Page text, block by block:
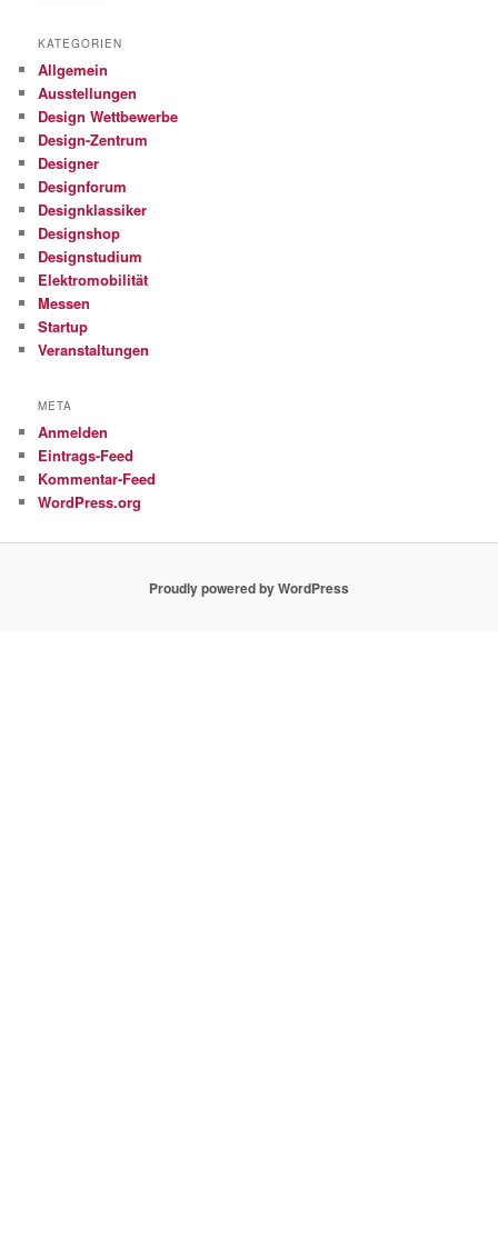
KATEGORIEN
Allgemein
Ausstellungen
Design Wettbewerbe
Design-Zentrum
Designer
Designforum
Designklassiker
Designshop
Designstudium
Elektromobilität
Messen
Startup
Veranstaltungen
META
Anmelden
Eintrags-Feed
Kommentar-Feed
WordPress.org
Proudly powered by WordPress